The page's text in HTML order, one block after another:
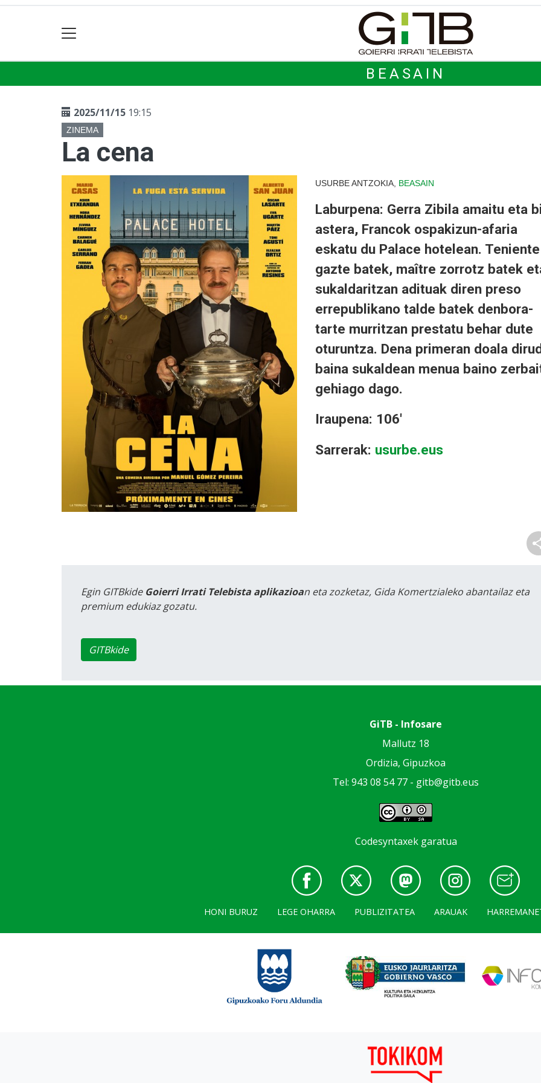
BEASAIN
2025/11/15 19:15
ZINEMA
La cena
USURBE ANTZOKIA, BEASAIN
Laburpena: Gerra Zibila amaitu eta
astera, Francok ospakizun-afaria
eskatu du Palace hotelean. Teniente
gazte batek, maître zorrotz batek
sukaldaritzan adituak diren preso
errepublikano talde batek denbora-
tarte murritzan prestatu behar dute
oturuntza. Dena primeran doala
baina sukaldean menua baino
gehiago dago.
Iraupena: 106'
Sarrerak: usurbe.eus
Egin GITBkide Goierri Irrati Telebista aplikazioan eta zozketaz, Gida Komertzialeko abantailaz eta
premium edukiaz gozatu.
GITBkide
GiTB - Infosare
Mallutz 18
Ordizia, Gipuzkoa
Tel: 943 08 54 77 - gitb@gitb.eus
Codesyntaxek garatua
HONI BURUZ LEGE OHARRA PUBLIZITATEA ARAUAK